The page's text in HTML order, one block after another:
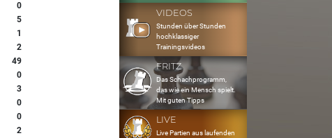
0
5
1
2
49
0
3
0
0
2
VIDEOS
Stunden über Stunden
hochklassiger
Trainingsvideos
FRITZ
Das Schachprogramm,
das wie ein Mensch spielt.
Mit guten Tipps
LIVE
Live Partien aus laufenden